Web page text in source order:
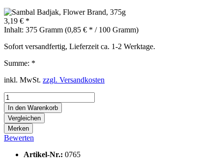
3,19 € *
Inhalt: 375 Gramm (0,85 € * / 100 Gramm)
Sofort versandfertig, Lieferzeit ca. 1-2 Werktage.
Summe: *
inkl. MwSt. zzgl. Versandkosten
In den Warenkorb
Vergleichen
Merken
Bewerten
Artikel-Nr.: 0765